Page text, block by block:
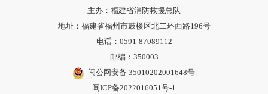
主办：福建省消防救援总队
地址：福建省福州市鼓楼区北二环西路196号
电话：0591-87089112
邮编：350003
闽公网安备 35010202001648号
闽ICP备2022016051号-1